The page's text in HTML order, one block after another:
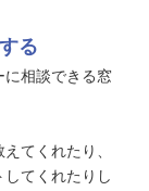
る
に相談できる窓
てくれたり、
てくれたりし